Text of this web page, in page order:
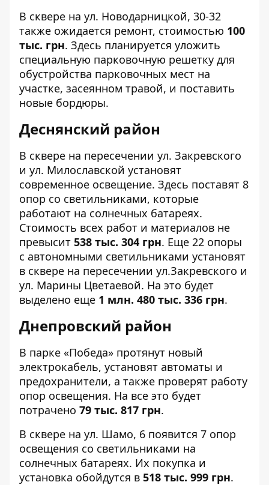
В сквере на ул. Новодарницкой, 30-32
также ожидается ремонт, стоимостью 100
тыс. грн. Здесь планируется уложить
специальную парковочную решетку для
обустройства парковочных мест на
участке, засеянном травой, и поставить
новые бордюры.
Деснянский район
В сквере на пересечении ул. Закревского
и ул. Милославской установят
современное освещение. Здесь поставят 8
опор со светильниками, которые
работают на солнечных батареях.
Стоимость всех работ и материалов не
превысит 538 тыс. 304 грн. Еще 22 опоры
с автономными светильниками установят
в сквере на пересечении ул.Закревского и
ул. Марины Цветаевой. На это будет
выделено еще 1 млн. 480 тыс. 336 грн.
Днепровский район
В парке «Победа» протянут новый
электрокабель, установят автоматы и
предохранители, а также проверят работу
опор освещения. На все это будет
потрачено 79 тыс. 817 грн.
В сквере на ул. Шамо, 6 появится 7 опор
освещения со светильниками на
солнечных батареях. Их покупка и
установка обойдутся в 518 тыс. 999 грн.